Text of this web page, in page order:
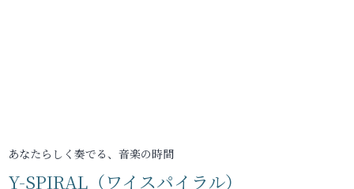
あなたらしく奏でる、音楽の時間
Y-SPIRAL（ワイスパイラル）